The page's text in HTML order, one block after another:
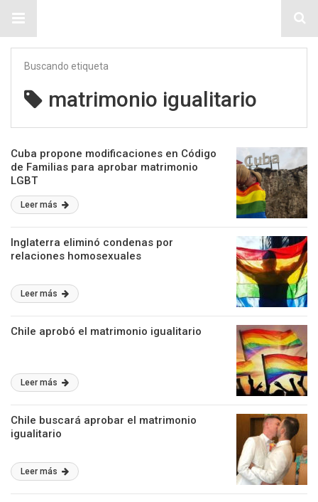
Buscando etiqueta
matrimonio igualitario
Cuba propone modificaciones en Código
de Familias para aprobar matrimonio
LGBT
Leer más
Inglaterra eliminó condenas por
relaciones homosexuales
Leer más
Chile aprobó el matrimonio igualitario
Leer más
Chile buscará aprobar el matrimonio
igualitario
Leer más